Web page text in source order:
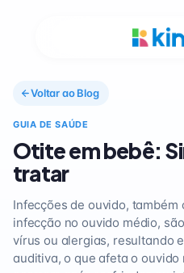
Voltar ao Blog
GUIA DE SAÚDE
Otite em bebê:
tratar
Infecções de ouvido,
infecção no ouvido médio,
vírus ou alergias, resultando
auditiva, o que afeta o